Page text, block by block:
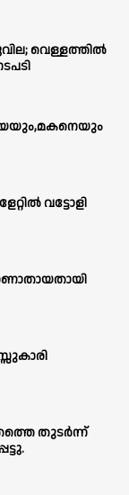
വെള്ളത്തിൽ
വട്ടോളി
തുടർന്ന്